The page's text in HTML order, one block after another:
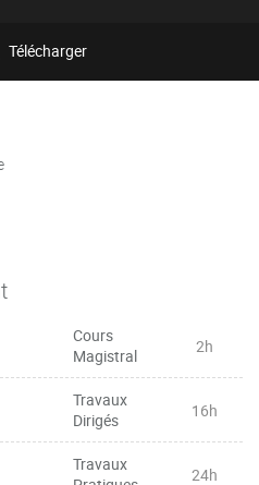
Télécharger
Cours
Magistral
2h
Travaux
Dirigés
16h
Travaux
24h